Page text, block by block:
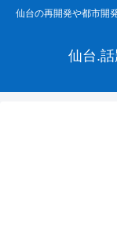
仙台の再開発や都市開
仙台.